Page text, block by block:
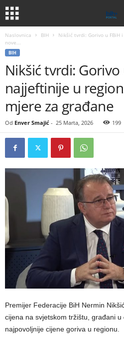
Naslovnica BIH
Nikšić tvrdi: Gorivo u
nove...
BIH
Nikšić tvrdi: Gorivo
najjeftinije u
mjere za građane
Od Enver Smajić - 25 Marta, 2026 199
Premijer Federacije BiH Nermin
cijena na svjetskom tržištu, građani
najpovoljnije cijene goriva u regionu.